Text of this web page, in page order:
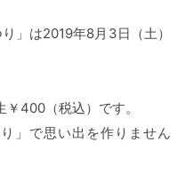
」は2019年8月3日（土）
400（税込）です。
」で思い出を作りません